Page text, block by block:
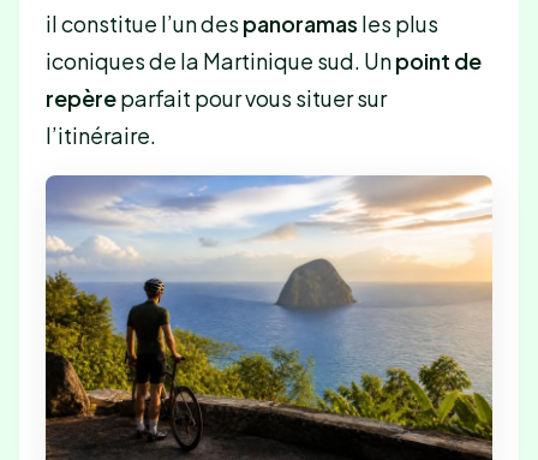
il constitue l’un des panoramas les plus
iconiques de la Martinique sud. Unpoint de
repèreparfait pour vous situer sur
l’itinéraire.